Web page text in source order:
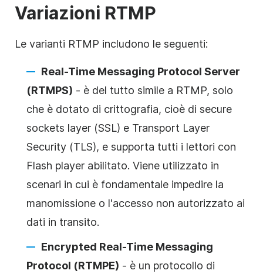
Variazioni RTMP
Le varianti RTMP includono le seguenti:
Real-Time Messaging Protocol Server
(RTMPS) - è del tutto simile a RTMP, solo
che è dotato di crittografia, cioè di secure
sockets layer (SSL) e Transport Layer
Security (TLS), e supporta tutti i lettori con
Flash player abilitato. Viene utilizzato in
scenari in cui è fondamentale impedire la
manomissione o l'accesso non autorizzato ai
dati in transito.
Encrypted Real-Time Messaging
Protocol (RTMPE) - è un protocollo di